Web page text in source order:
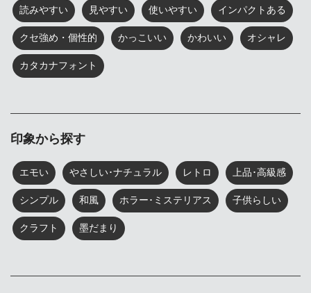
読みやすい 見やすい 使いやすい インパクトある
クセ強め・個性的 かっこいい かわいい オシャレ
カタカナフォント
印象から探す
エモい やさしい･ナチュラル レトロ 上品･高級感
シンプル 和風 ホラー･ミステリアス 子供らしい
クラフト 墨だまり